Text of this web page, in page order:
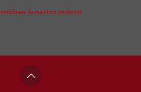
de nuestros productos